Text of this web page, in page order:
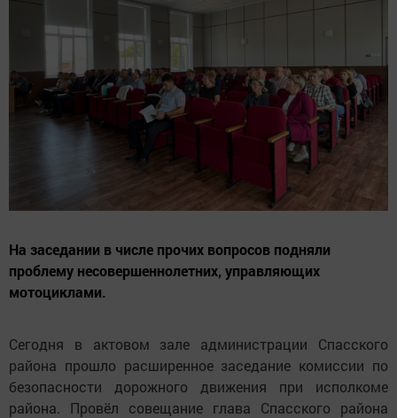
На заседании в числе прочих вопросов подняли
проблему несовершеннолетних, управляющих
мотоциклами.
Сегодня в актовом зале администрации Спасского
района прошло расширенное заседание комиссии по
безопасности дорожного движения при исполкоме
района. Провёл совещание глава Спасского района